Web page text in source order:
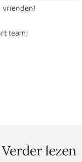
vrienden!
team!
Verder lezen